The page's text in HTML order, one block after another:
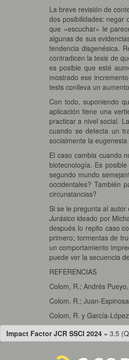
La breve revisión de
dos posibilidades: negar
que «escuchar» le
algunas de sus
tendencia disgenésica.
contradicen la tesis de
es posible que esté
mostrado ese
tests conlleva un aumento
Con todo, suponiendo
aplicación tiene una
practicar a nivel social.
cuando se detecta un
socialmente la
El caso cambia cuando
biotecnología. Es
segundo mundo
occidentales? También
circunstancias?
Si se le pregunta al
Jurásico ideado por
después lo repito caso
primero; tormentas de
un comportamiento
puede ver la secuencia
REFERENCIAS
Colom, R.; Andrés
Colom, R.; Juan-
Colom, R. y García-
Impact Factor JCR SSCI 2024 = 3.5